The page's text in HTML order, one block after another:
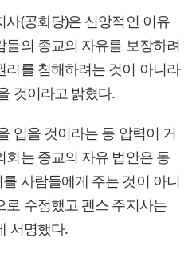
(공화당)은 신앙적인 이유
의 종교의 자유를 보장하려
리를 침해하려는 것이 아니라
것이라고 밝혔다.
입을 것이라는 등 압력이 거
는 종교의 자유 법안은 동
사람들에게 주는 것이 아니
로 수정했고 펜스 주지사는
서명했다.